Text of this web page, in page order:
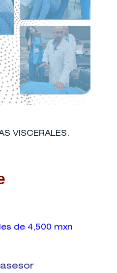
VISCERALES.
de 4,500 mxn